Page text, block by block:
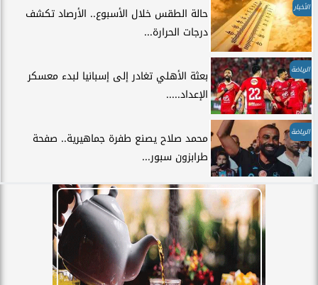
الأخبار
حالة الطقس خلال الأسبوع.. الأرصاد تكشف
درجات الحرارة...
الرياضة
بعثة الأهلي تغادر إلى إسبانيا لبدء معسكر
الإعداد.....
الرياضة
محمد صلاح يصنع طفرة جماهيرية.. صفحة
طرابزون سبور...